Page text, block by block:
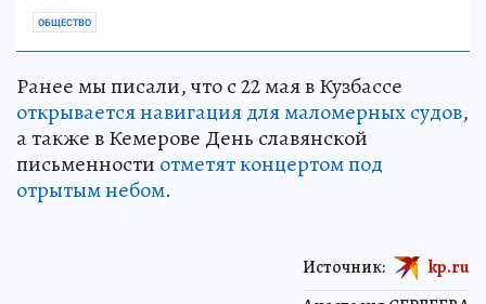
ОБЩЕСТВО
Ранее мы писали, что с 22 мая в Кузбассе
открывается навигация для маломерных судов,
а также в Кемерове День славянской
письменности отметят концертом под
отрытым небом.
Источник: kp.ru